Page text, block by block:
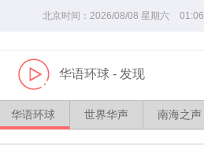
北京时间： 2026/08/08 星期六 01:06
播
放
华语环球 - 发现
华语环球 世界华声 南海之声